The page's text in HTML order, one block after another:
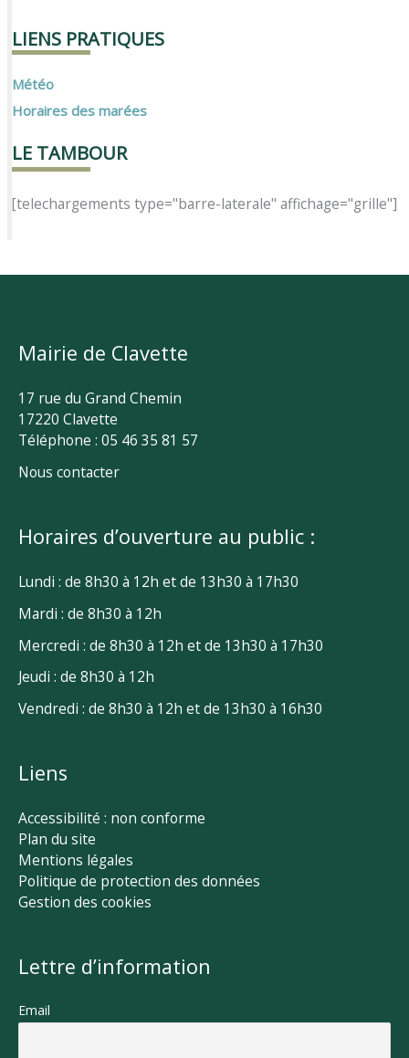
LIENS PRATIQUES
Météo
Horaires des marées
LE TAMBOUR
[telechargements type="barre-laterale" affichage="grille"]
Mairie de Clavette
17 rue du Grand Chemin
17220 Clavette
Téléphone : 05 46 35 81 57
Nous contacter
Horaires d’ouverture au public :
Lundi : de 8h30 à 12h et de 13h30 à 17h30
Mardi : de 8h30 à 12h
Mercredi : de 8h30 à 12h et de 13h30 à 17h30
Jeudi : de 8h30 à 12h
Vendredi : de 8h30 à 12h et de 13h30 à 16h30
Liens
Accessibilité : non conforme
Plan du site
Mentions légales
Politique de protection des données
Gestion des cookies
Lettre d’information
Email